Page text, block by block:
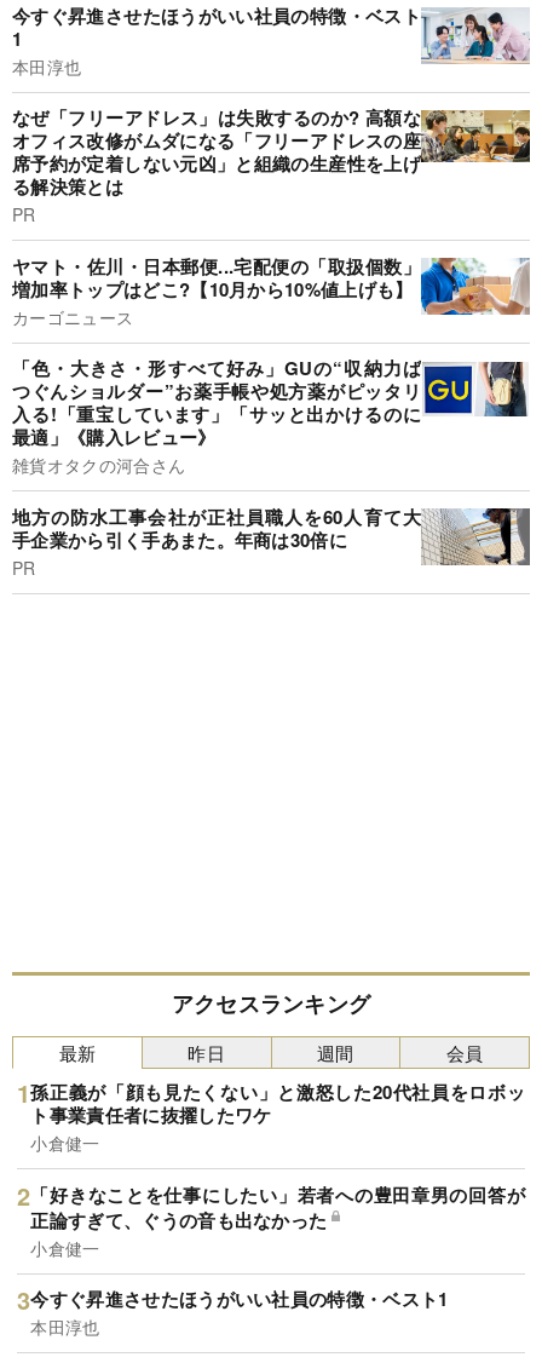
今すぐ昇進させたほうがいい社員の特徴・ベスト
1
本田淳也
なぜ「フリーアドレス」は失敗するのか? 高額な
オフィス改修がムダになる「フリーアドレスの座
席予約が定着しない元凶」と組織の生産性を上げ
る解決策とは
PR
ヤマト・佐川・日本郵便...宅配便の「取扱個数」
増加率トップはどこ?【10月から10%値上げも】
カーゴニュース
「色・大きさ・形すべて好み」GUの“収納力ば
つぐんショルダー”お薬手帳や処方薬がピッタリ
入る!「重宝しています」「サッと出かけるのに
最適」《購入レビュー》
雑貨オタクの河合さん
地方の防水工事会社が正社員職人を60人育て大
手企業から引く手あまた。年商は30倍に
PR
アクセスランキング
最新
孫正義が「顔も見たくない」と激怒した20代社員をロボッ
ト事業責任者に抜擢したワケ
小倉健一
「好きなことを仕事にしたい」若者への豊田章男の回答が
正論すぎて、ぐうの音も出なかった
小倉健一
今すぐ昇進させたほうがいい社員の特徴・ベスト1
本田淳也
昨日 週間 会員